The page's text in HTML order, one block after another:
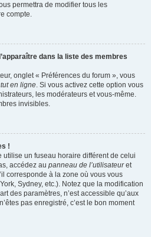
permettra de modifier tous les
compte.
dans la liste des membres
onglet « Préférences du forum », vous
en ligne. Si vous activez cette option vous
les modérateurs et vous-même.
invisibles.
!
utilise un fuseau horaire différent de celui
accédez au panneau de l’utilisateuret
corresponde à la zone où vous vous
Sydney, etc.). Notez que la modification
des paramètres, n’est accessible qu’aux
pas enregistré, c’est le bon moment